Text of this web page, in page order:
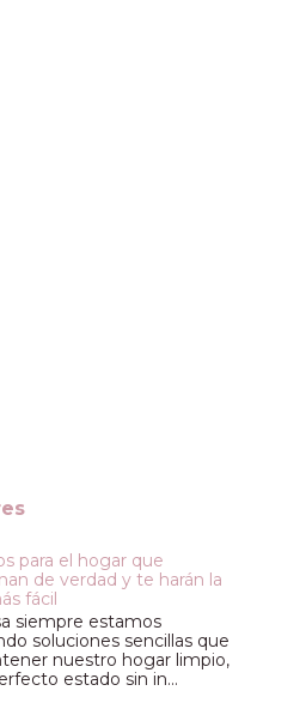
para el hogar que
de verdad y te harán la
fácil
siempre estamos
soluciones sencillas que
nuestro hogar limpio,
estado sin in...